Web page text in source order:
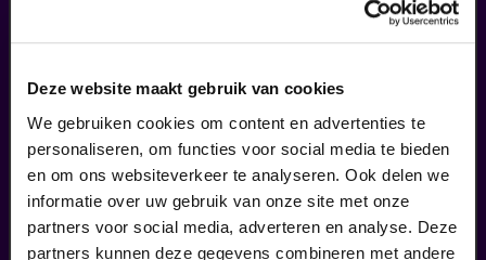
Deze website maakt gebruik van cookies
We gebruiken cookies om content en advertenties te
personaliseren, om functies voor social media te bieden
en om ons websiteverkeer te analyseren. Ook delen we
informatie over uw gebruik van onze site met onze
partners voor social media, adverteren en analyse. Deze
partners kunnen deze gegevens combineren met andere
Ons Kind
Psychologie in theater